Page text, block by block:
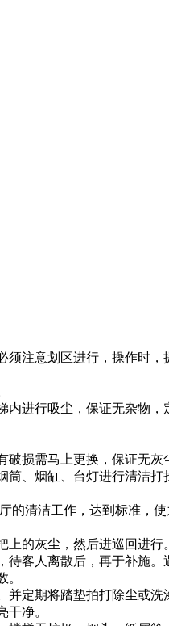
注意划区进行，操作时，
进行吸尘，保证无杂物
损需马上更换，保证无灰
、烟缸、台灯进行清洁
清洁工作，达到标准，
的灰尘，然后进巡回进行。
客人离散后，再于补施。
。
定期将踏垫拍打除尘或洗
净。